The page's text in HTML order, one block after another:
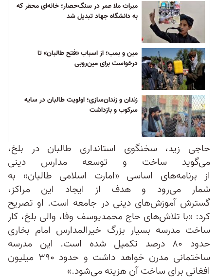
میراث ملا عمر در سنگ‌حصار؛ خانه‌ای محقر که
به دانشگاه جهاد تبدیل شد
مین و بمب؛ از اسباب «فتح طالبان» تا
درخواست برای مین‌روبی
زندان و زندان‌سازی؛ اولویت طالبان در سایه
سرکوب و بازداشت
حاجی زید، سخنگوی استانداری طالبان در بلخ،
می‌گوید ساخت و توسعه مدارس دینی
از برنامه‌های اساسی «امارت اسلامی طالبان» به
شمار می‌رود و هدف از ایجاد این مراکز،
گسترش آموزش‌های دینی در جامعه است. او تصریح
کرد: «با تلاش‌های حاج محمدیوسف وفا، والی بلخ، کار
ساخت مدرسه بسیار بزرگ خیرالمدارس امام بخاری
حدود ۸۰ درصد تکمیل شده است. این مدرسه
ساختمانی مدرن خواهد داشت و حدود ۳۹۰ میلیون
افغانی برای ساخت آن هزینه می‌شود.»